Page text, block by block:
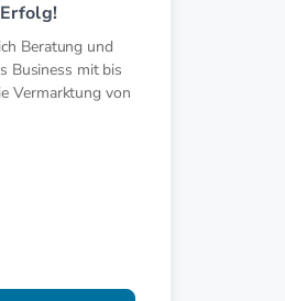
Beratung und
Business mit bis
Vermarktung von